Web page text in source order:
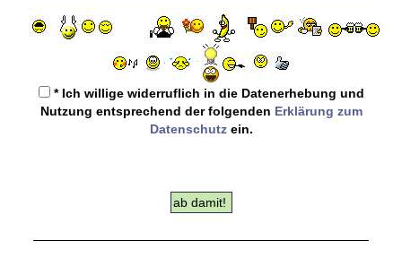
* Ich willige widerruflich in die Datenerhebung und
Nutzung entsprechend der folgenden Erklärung zum
Datenschutzein.